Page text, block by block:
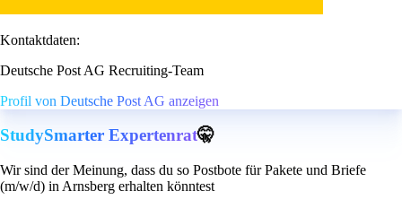
Kontaktdaten:
Deutsche Post AG Recruiting-Team
Profil von Deutsche Post AG anzeigen
StudySmarter Expertenrat🤫
Wir sind der Meinung, dass du so Postbote für Pakete und Briefe
(m/w/d) in Arnsberg erhalten könntest